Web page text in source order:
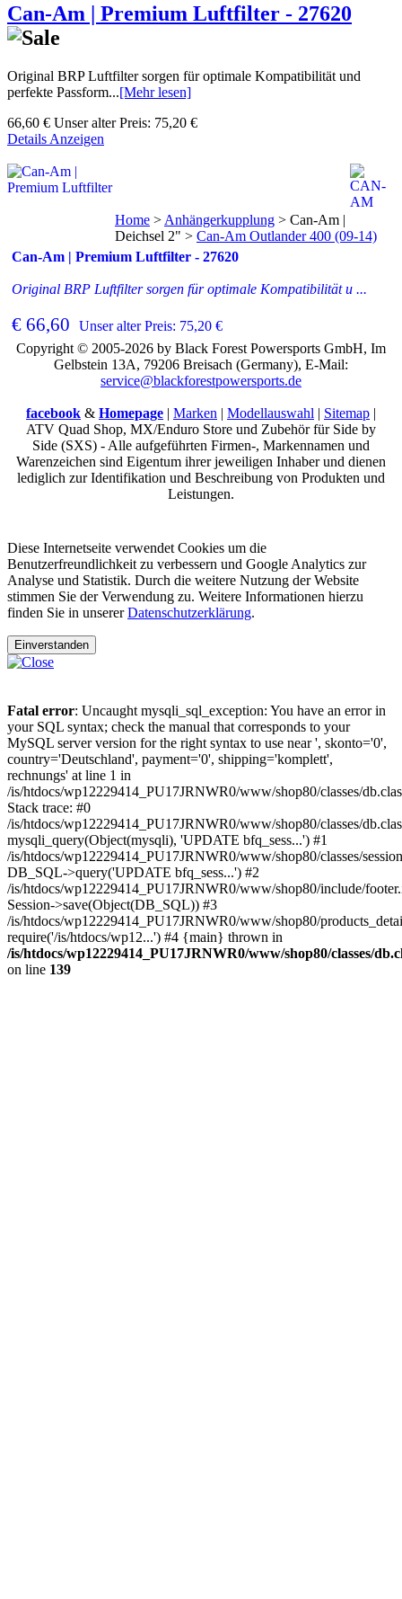
Can-Am | Premium Luftfilter - 27620
Original BRP Luftfilter sorgen für optimale Kompatibilität und
perfekte Passform...[Mehr lesen]
66,60 € Unser alter Preis: 75,20 €
Details Anzeigen
Can-Am | Premium Luftfilter - 27620
Original BRP Luftfilter sorgen für optimale Kompatibilität u ...
€ 66,60 Unser alter Preis: 75,20 €
Home > Anhängerkupplung > Can-Am |
Deichsel 2" > Can-Am Outlander 400 (09-14)
Copyright © 2005-2026 by Black Forest Powersports GmbH, Im
Gelbstein 13A, 79206 Breisach (Germany), E-Mail:
service@blackforestpowersports.de
facebook & Homepage | Marken | Modellauswahl | Sitemap |
ATV Quad Shop, MX/Enduro Store und Zubehör für Side by
Side (SXS) - Alle aufgeführten Firmen-, Markennamen und
Warenzeichen sind Eigentum ihrer jeweiligen Inhaber und dienen
lediglich zur Identifikation und Beschreibung von Produkten und
Leistungen.
Diese Internetseite verwendet Cookies um die
Benutzerfreundlichkeit zu verbessern und Google Analytics zur
Analyse und Statistik. Durch die weitere Nutzung der Website
stimmen Sie der Verwendung zu. Weitere Informationen hierzu
finden Sie in unsererDatenschutzerklärung.
Einverstanden
Fatal error: Uncaught mysqli_sql_exception: You have an error in
your SQL syntax; check the manual that corresponds to your
MySQL server version for the right syntax to use near ', skonto='0',
country='Deutschland', payment='0', shipping='komplett',
rechnungs' at line 1 in
/is/htdocs/wp12229414_PU17JRNWR0/www/shop80/classes/
Stack trace: #0
/is/htdocs/wp12229414_PU17JRNWR0/www/shop80/classes/
mysqli_query(Object(mysqli), 'UPDATE bfq_sess...') #1
/is/htdocs/wp12229414_PU17JRNWR0/www/shop80/classes/
DB_SQL->query('UPDATE bfq_sess...') #2
/is/htdocs/wp12229414_PU17JRNWR0/www/shop80/include/
Session->save(Object(DB_SQL)) #3
/is/htdocs/wp12229414_PU17JRNWR0/www/shop80/
require('/is/htdocs/wp12...') #4 {main} thrown in
/is/htdocs/wp12229414_PU17JRNWR0/www/shop80/classes/
on line 139